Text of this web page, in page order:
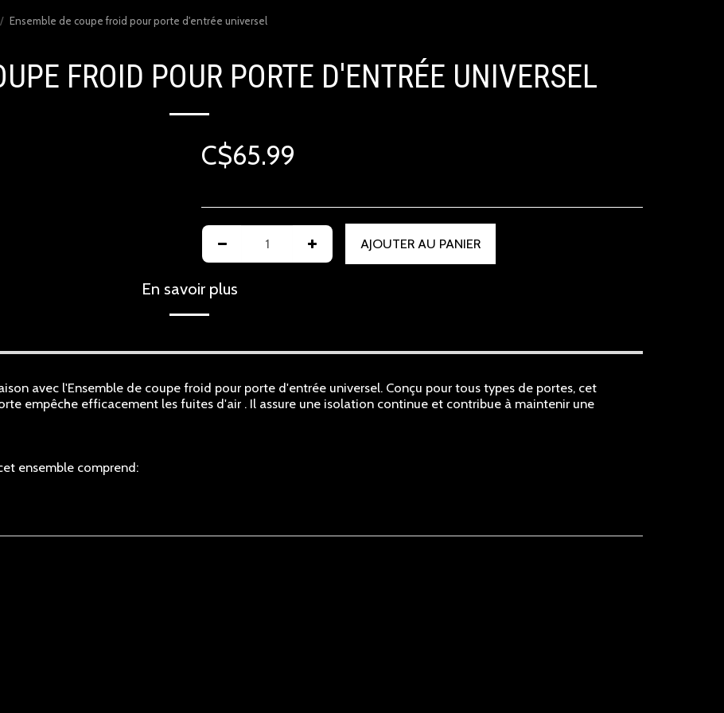
Ensemble de coupe froid pour porte d'entrée universel
FROID POUR PORTE D'ENTRÉE UNIVERSEL
C$65.99
AJOUTER AU PANIER
En savoir plus
avec l'Ensemble de coupe froid pour porte d'entrée universel. Conçu pour tous types de portes, cet
empêche efficacement les fuites d'air . Il assure une isolation continue et contribue à maintenir une
ensemble comprend: